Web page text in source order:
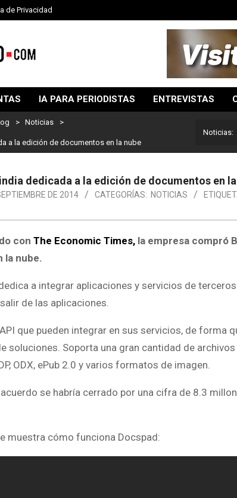
de Privacidad
IA PARA PERIODISTAS ENTREVISTAS
> Noticias >
a la edición de documentos en la nube
Noticias:
Lo mejor del periodismo: Estos son
dedicada a la edición de documentos en
DE 2014 CATEGORÍAS: NOTICIAS
con The Economic Times, la empresa compró
la nube.
a integrar aplicaciones y servicios de
de las aplicaciones.
que pueden integrar en sus servicios, de forma
soluciones. Soporta una gran cantidad de
ODX, ePub 2.0 y varios formatos de imagen.
se habría cerrado por una cifra de 8.3
muestra cómo funciona Docspad: